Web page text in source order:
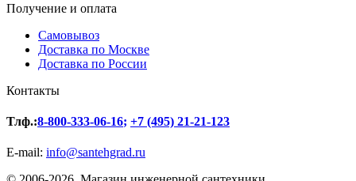
Получение и оплата
Самовывоз
Доставка по Москве
Доставка по России
Контакты
Тлф.:8-800-333-06-16; +7 (495) 21-21-123
E-mail: info@santehgrad.ru